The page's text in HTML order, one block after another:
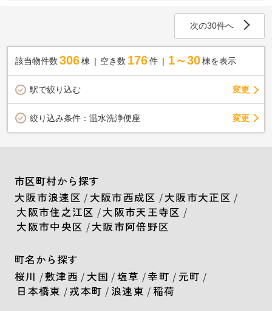
次の30件へ
該当物件数 306棟 空き数 176 件 1～30 棟を表示
駅で絞り込む 変更
絞り込み条件： 温水洗浄便座 変更
市区町村から探す
大阪市浪速区 / 大阪市西成区 /大阪市大正区 /
大阪市住之江区 /大阪市天王寺区 /
大阪市中央区 /大阪市阿倍野区
町名から探す
桜川 /敷津西 / 大国 /塩草 /幸町 / 元町 /
日本橋東 /戎本町 / 浪速東 /稲荷